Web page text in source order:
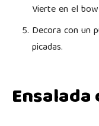
Vierte en el
Decora con un
picadas.